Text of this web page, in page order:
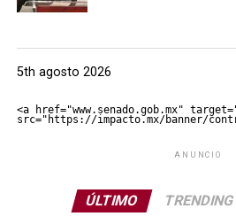
5th agosto 2026
<a href="www.senado.gob.mx"
src="https://impacto.mx/banner/
ANUNCIO
ÚLTIMO TRENDING